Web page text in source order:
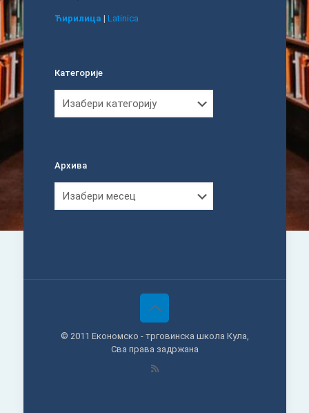
Ћирилица | Latinica
Категорије
Архива
© 2011 Економско - трговинска школа Кула,
Сва права задржана